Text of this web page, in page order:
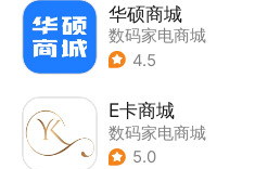
华硕商城
数码家电商城
4.5
E卡商城
数码家电商城
5.0